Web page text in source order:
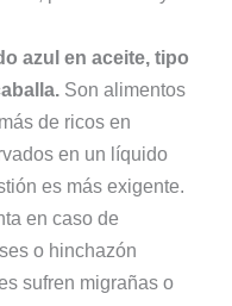
azul en aceite, tipo
Son alimentos
de ricos en
en un líquido
es más exigente.
en caso de
o hinchazón
sufren migrañas o